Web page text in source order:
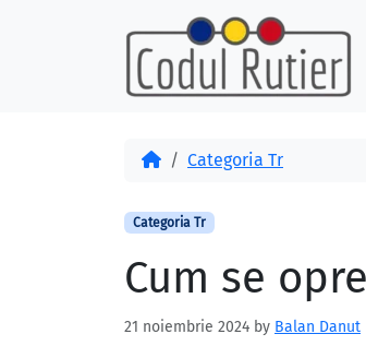
AcasăCategoria Tr
Categoria Tr
Cum se
21 noiembrie 2024 by Balan Danut